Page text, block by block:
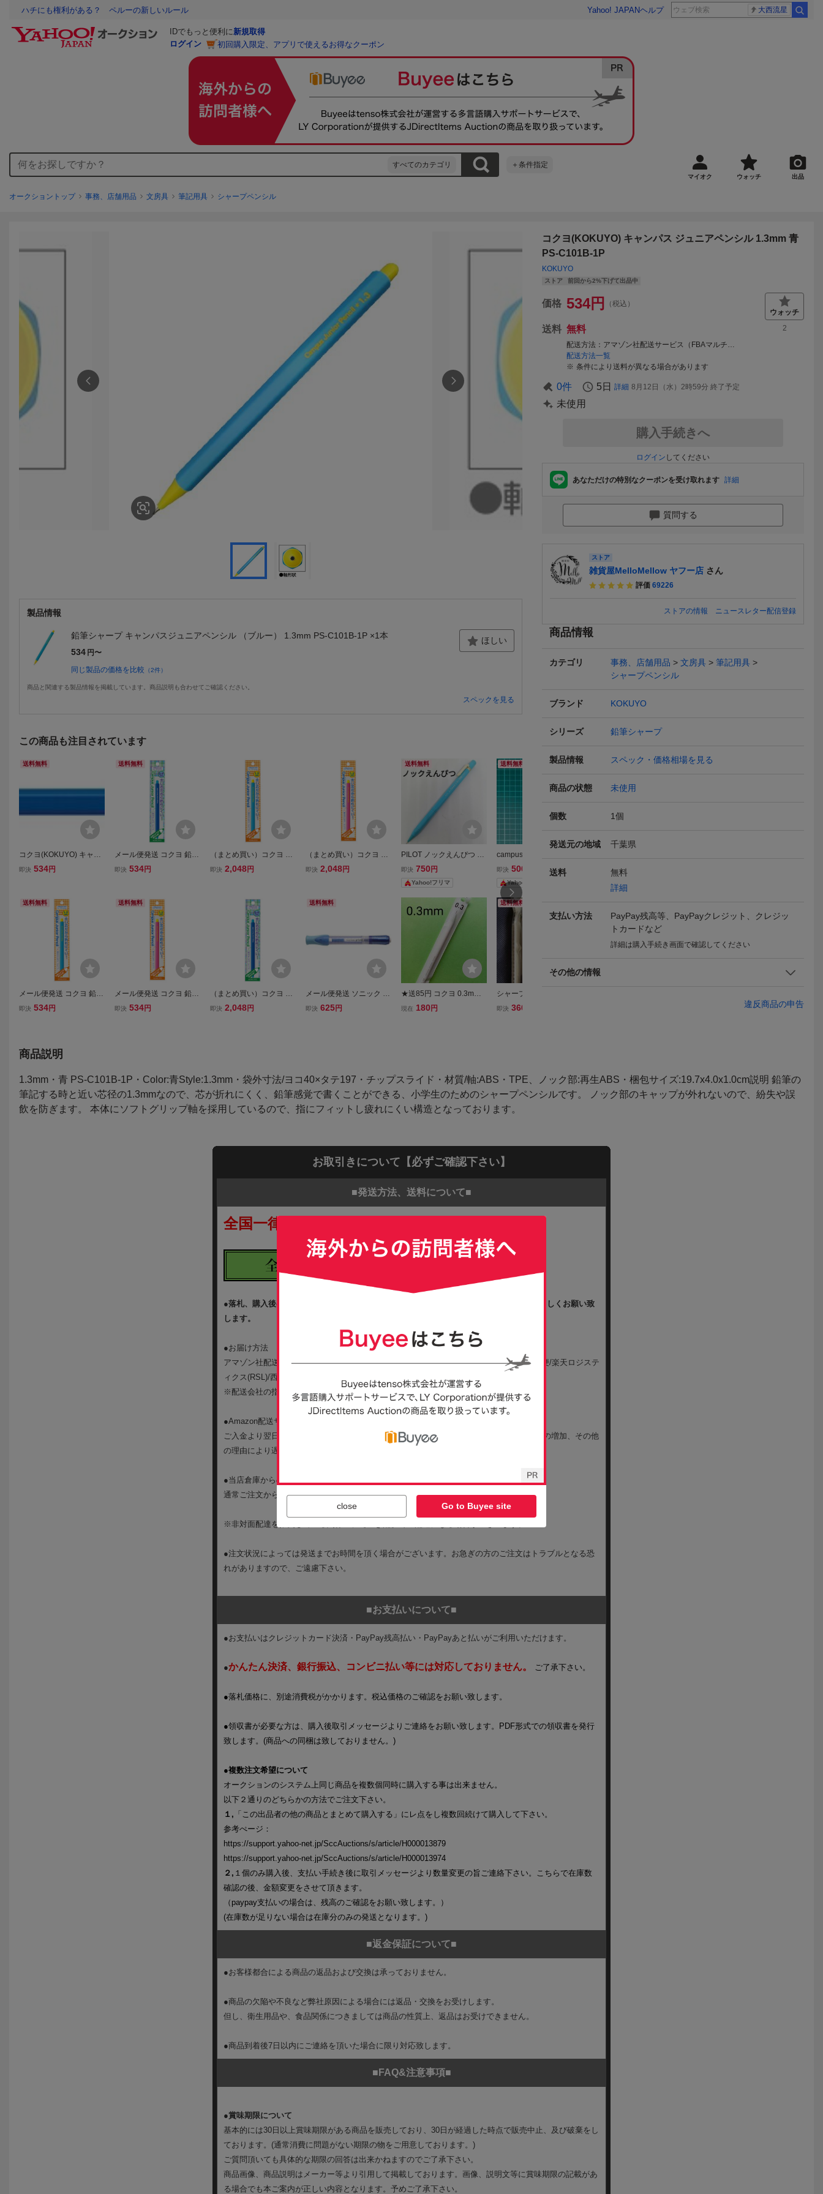
ハチにも権利がある？ ペルーの新しいルール Yahoo! JAPANヘルプ 大西流星
IDでもっと便利に新規取得
ログイン
初回購入限定、アプリで使えるお得なクーポン
すべてのカテゴリ ＋条件指定
マイオク ウォッチ 出品
オークショントップ 事務、店舗用品 文房具 筆記用具 シャープペンシル
製品情報
鉛筆シャープ キャンパスジュニアペンシル （ブルー） 1.3mm PS-C101B-1P ×1本
534 円〜
同じ製品の価格を比較 （2件）
ほしい
商品と関連する製品情報を掲載しています。商品説明も合わせてご確認ください。
スペックを見る
この商品も注目されています
送料無料
コクヨ(KOKUYO) キャン
パス ジュニアペンシル 0.
即決 534円
送料無料
メール便発送 コクヨ 鉛筆
シャープ キャンパスジュ
即決 534円
送料無料
メール便発送 コクヨ 鉛筆
シャープ キャンパスジュ
100B-1P〔1本〕
即決 534円
送料無料
メール便発送 コクヨ 鉛筆
シャープ キャンパスジュ
即決 534円
（まとめ買い）コクヨ 鉛
筆シャープ キャンパスジ
C101B-1P〔×10〕
即決 2,048円
（まとめ買い）コクヨ 鉛
筆シャープ キャンパスジ
即決 2,048円
（まとめ買い）コクヨ 鉛
筆シャープ キャンパスジ
C101P-1P〔×10〕
即決 2,048円
送料無料
メール便発送 ソニック 鉛
筆補助軸 グリッペン ブル
即決 625円
送料無料
PILOT ノックえんぴつ 0.
5 シャープペンシル 昭和
ノベルティ
即決 750 円
Yahoo!フリマ
★送85円 コクヨ 0.3mm
黒芯 鉛筆シャープ ホワイ
現在 180 円
送料無料
campus 0.7mm シャーペ
ン
即決 500
Yahoo!フリマ
送料無料
シャープ鉛筆 2ミリ 2B
即決 360
(スカイブルー)
385円
キャンパス メカニカルペ
【パイロッ
即決 699
コクヨ(KOKUYO) キャンパス ジュニアペンシル 1.3mm 青
PS-C101B-1P
KOKUYO
ストア 前回から2%下げて出品中
価格 534円 （税込）
送料 無料
配送方法
アマゾン社配送サービス（FBAマルチチャネルサービス）、ヤマト運輸、日本郵便等
配送方法一覧
条件により送料が異なる場合があります
2
0件 5日 詳細 8月12日（水）2時59分 終了予定
未使用
購入手続きへ
ログイン してください
あなただけの特別なクーポンを受け取れます 詳細
質問する
ストア
雑貨屋MelloMellow ヤフー店 さん
評価 69226
ストアの情報 ニュースレター配信登録
商品情報
カテゴリ 事務、店舗用品 文房具
筆記用具
シャープペンシル
ブランド KOKUYO
シリーズ 鉛筆シャープ
製品情報 スペック・価格相場を見る
商品の状態 未使用
個数 1個
発送元の地域 千葉県
送料
無料
詳細
支払い方法
PayPay残高等、PayPayクレジット、クレジッ
トカードなど
詳細は購入手続き画面で確認してください
その他の情報
違反商品の申告
商品説明
close Go to Buyee site